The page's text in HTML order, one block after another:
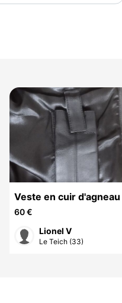
Veste en cuir d'agneau
60 €
Lionel V
Le Teich (33)